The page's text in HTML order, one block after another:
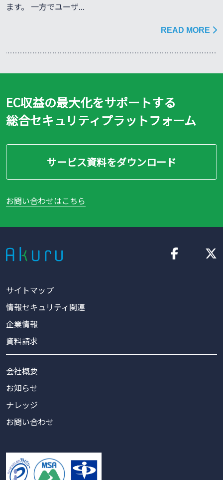
ます。 一方でユーザ...
READ MORE
EC収益の最大化をサポートする
総合セキュリティプラットフォーム
サービス資料をダウンロード
お問い合わせはこちら
サイトマップ
情報セキュリティ関連
企業情報
資料請求
会社概要
お知らせ
ナレッジ
お問い合わせ